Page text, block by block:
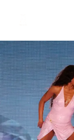
Inicio
En